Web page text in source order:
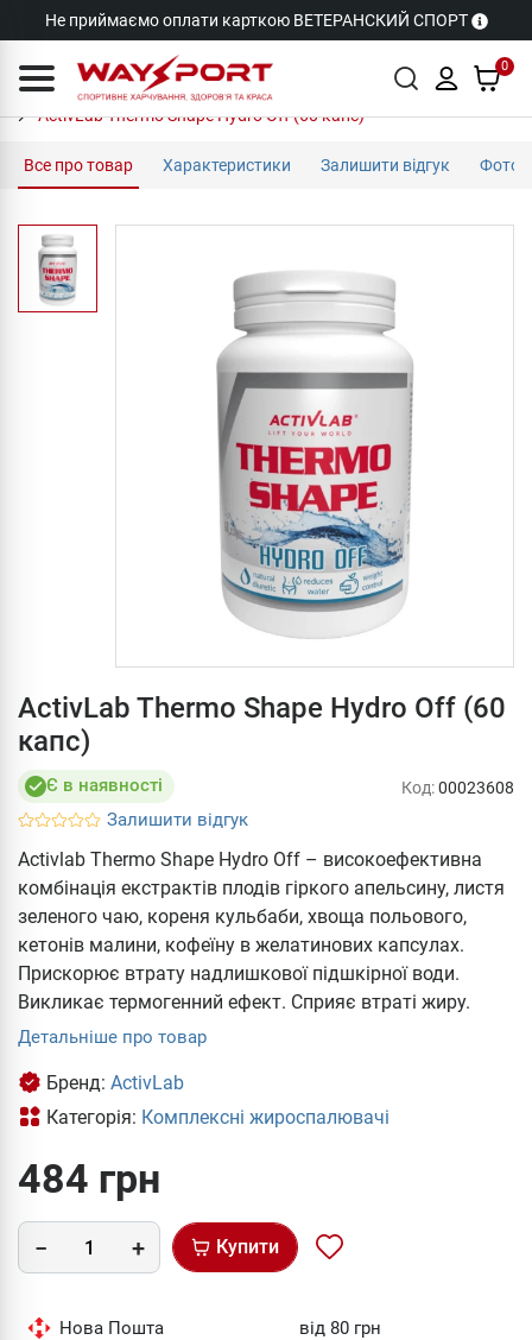
Не приймаємо оплати карткою ВЕТЕРАНСКИЙ СПОРТ
0
ActivLab Thermo Shape Hydro Off (60 капс)
Все про товар Характеристики Залишити відгук Фото
ActivLab Thermo Shape Hydro Off (60
капс)
Є в наявності
Залишити відгук
Код:00023608
Activlab Thermo Shape Hydro Off – високоефективна
комбінація екстрактів плодів гіркого апельсину, листя
зеленого чаю, кореня кульбаби, хвоща польового,
кетонів малини, кофеїну в желатинових капсулах.
Прискорює втрату надлишкової підшкірної води.
Викликає термогенний ефект. Сприяє втраті жиру.
Детальніше про товар
Бренд: ActivLab
Категорія: Комплексні жироспалювачі
484 грн
Купити
Нова Пошта від 80 грн